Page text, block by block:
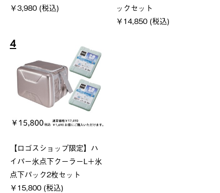
￥3,980 (税込)
ックセット
￥14,850 (税込)
4
【ロゴスショップ限定】ハ
イパー氷点下クーラーL＋氷
点下パック2枚セット
￥15,800 (税込)